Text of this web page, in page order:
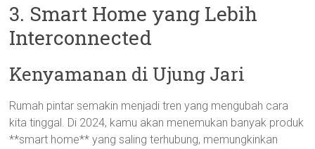
3. Smart Home yang Lebih
Interconnected
Kenyamanan di Ujung Jari
Rumah pintar semakin menjadi tren yang mengubah cara
kita tinggal. Di 2024, kamu akan menemukan banyak produk
**smart home** yang saling terhubung, memungkinkan